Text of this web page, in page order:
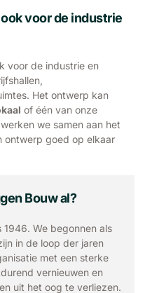
voor de industrie
voor de industrie en
Het ontwerp kan
of één van onze
we samen aan het
ontwerp goed op elkaar
Bouw al?
We begonnen als
in de loop der jaren
met een sterke
vernieuwen en
uit het oog te verliezen.